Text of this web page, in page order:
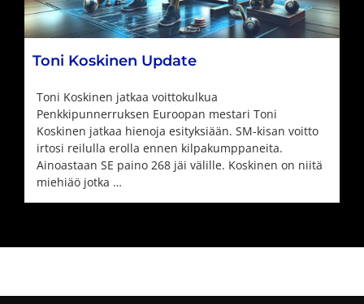
Toni Koskinen Update
Toni Koskinen jatkaa voittokulkua
Penkkipunnerruksen Euroopan mestari Toni
Koskinen jatkaa hienoja esityksiään. SM-kisan voitto
irtosi reilulla erolla ennen kilpakumppaneita.
Ainoastaan SE paino 268 jäi välille. Koskinen on niitä
miehiäö jotka …